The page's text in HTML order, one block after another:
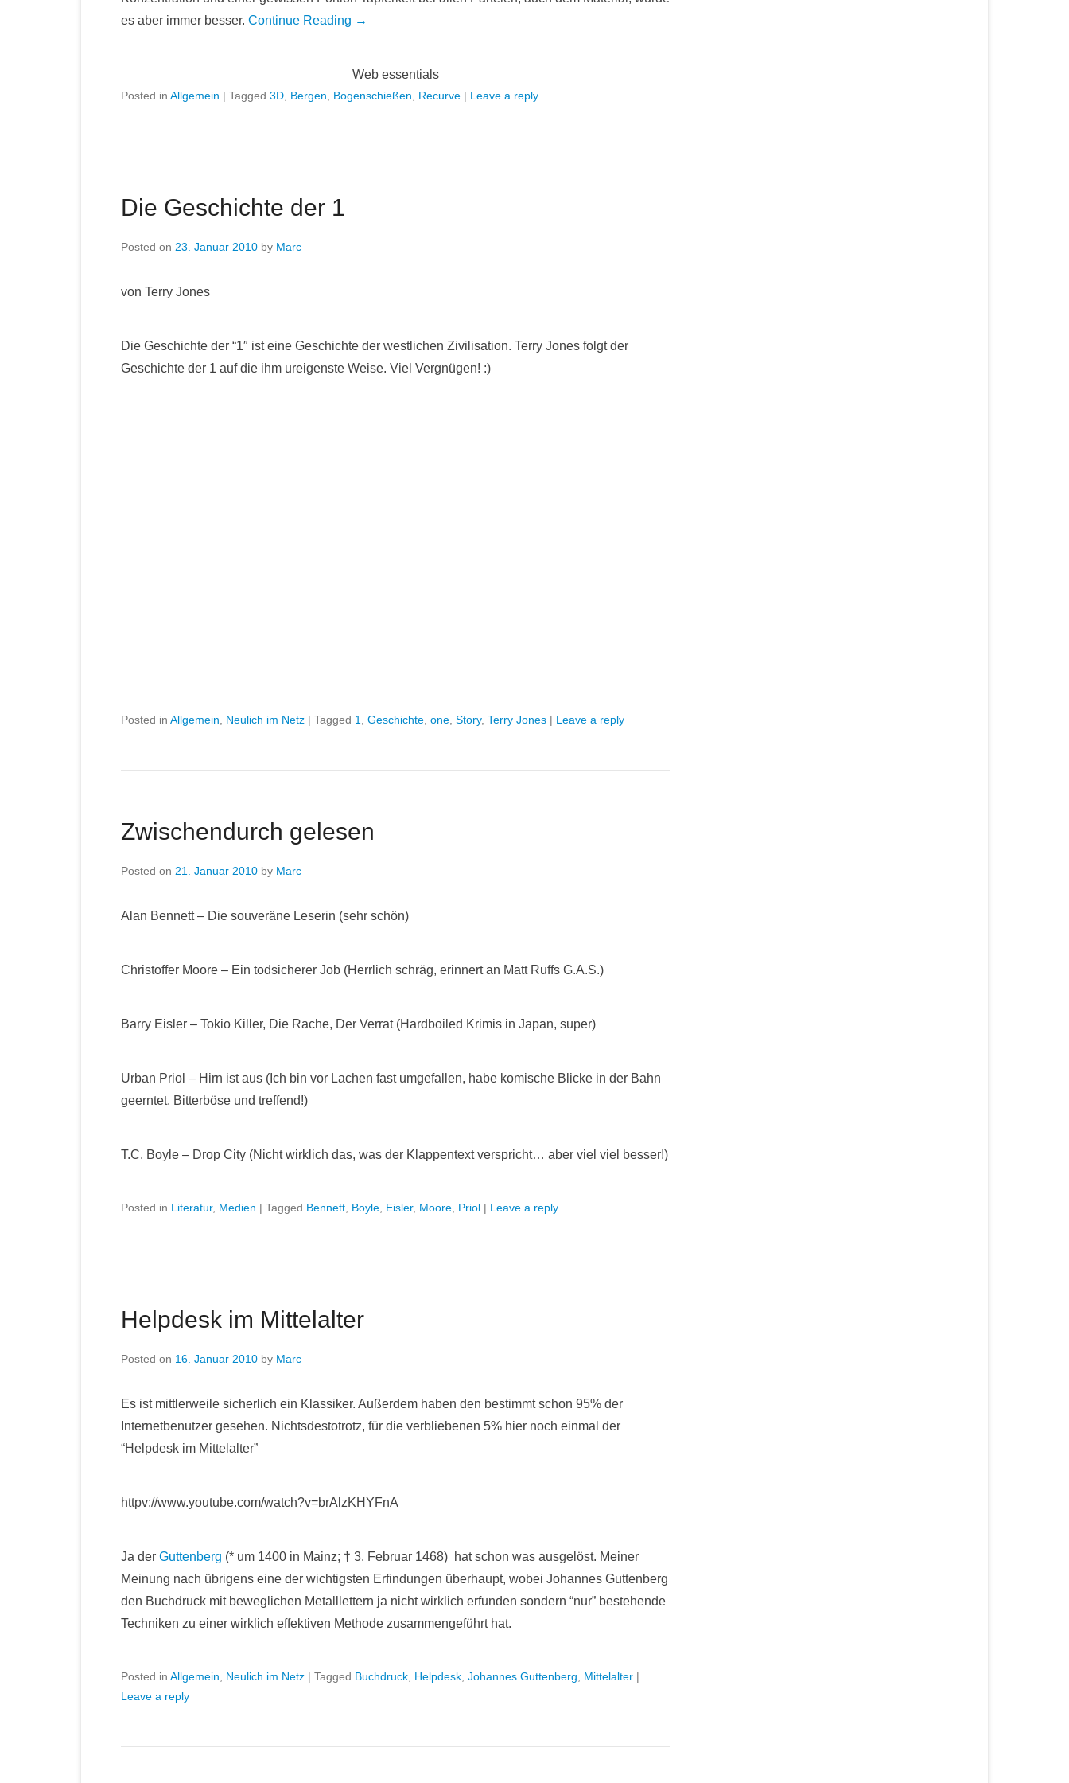
es aber immer besser. Continue Reading →
Web essentials
Posted in Allgemein | Tagged 3D Bergen Bogenschießen Recurve | Leave a reply
Die Geschichte der 1
Posted on 23. Januar 2010 by Marc
von Terry Jones
Die Geschichte der “1″ ist eine Geschichte der westlichen Zivilisation. Terry Jones folgt der
Geschichte der 1 auf die ihm ureigenste Weise. Viel Vergnügen! :)
Posted in Allgemein Neulich im Netz | Tagged 1 Geschichte one Story, Terry Jones | Leave a reply
Zwischendurch gelesen
Posted on 21. Januar 2010 by Marc
Alan Bennett – Die souveräne Leserin (sehr schön)
Christoffer Moore – Ein todsicherer Job (Herrlich schräg, erinnert an Matt Ruffs G.A.S.)
Barry Eisler – Tokio Killer, Die Rache, Der Verrat (Hardboiled Krimis in Japan, super)
Urban Priol – Hirn ist aus (Ich bin vor Lachen fast umgefallen, habe komische Blicke in der Bahn
geerntet. Bitterböse und treffend!)
T.C. Boyle – Drop City (Nicht wirklich das, was der Klappentext verspricht… aber viel viel besser!)
Posted in Literatur, Medien | Tagged Bennett Boyle Eisler, Moore Priol | Leave a reply
Helpdesk im Mittelalter
Posted on 16. Januar 2010 by Marc
Es ist mittlerweile sicherlich ein Klassiker. Außerdem haben den bestimmt schon 95% der
Internetbenutzer gesehen. Nichtsdestotrotz, für die verbliebenen 5% hier noch einmal der
“Helpdesk im Mittelalter”
httpv://www.youtube.com/watch?v=brAlzKHYFnA
Ja der Guttenberg (* um 1400 in Mainz; † 3. Februar 1468) hat schon was ausgelöst. Meiner
Meinung nach übrigens eine der wichtigsten Erfindungen überhaupt, wobei Johannes Guttenberg
den Buchdruck mit beweglichen Metalllettern ja nicht wirklich erfunden sondern “nur” bestehende
Techniken zu einer wirklich effektiven Methode zusammengeführt hat.
Posted in Allgemein Neulich im Netz | Tagged Buchdruck Helpdesk Johannes Guttenberg Mittelalter |
Leave a reply